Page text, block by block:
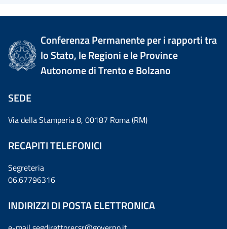
Conferenza Permanente per i rapporti tra
lo Stato, le Regioni e le Province
Autonome di Trento e Bolzano
SEDE
Via della Stamperia 8, 00187 Roma (RM)
RECAPITI TELEFONICI
Segreteria
06.67796316
INDIRIZZI DI POSTA ELETTRONICA